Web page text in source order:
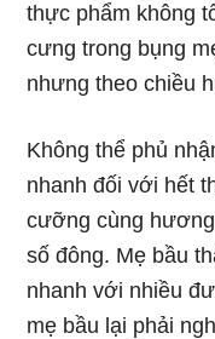
thực phẩm không
cưng trong bụng
nhưng theo chiều
Không thể phủ
nhanh đối với hết
cưỡng cùng
số đông. Mẹ bầu
nhanh với nhiều
mẹ bầu lại phải